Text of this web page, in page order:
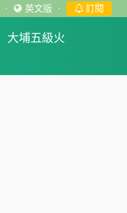
· 英文版 · 訂閱
大埔五級火